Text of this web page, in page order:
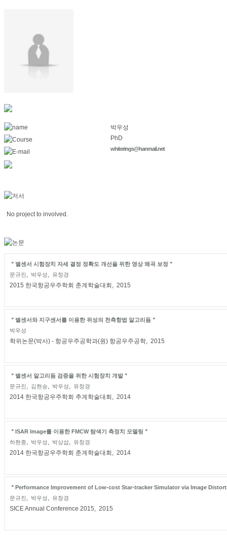
박우성
PhD
whiterings@hanmail.net
No project to involved.
＂별센서 시험장치 자세 결정 정확도 개선을 위한 영상 왜곡 보정＂
문규진, 박우성, 유창경
2015 한국항공우주학회 춘계학술대회, 2015
＂별센서와 지구센서를 이용한 위성의 천측항법 알고리듬＂
박우성
학위논문(박사) - 항공우주공학과(원) 항공우주공학, 2015
＂별센서 알고리듬 검증을 위한 시험장치 개발＂
문규진, 김현승, 박우성, 유창경
2014 한국항공우주학회 추계학술대회, 2014
＂ISAR Image를 이용한 FMCW 탐색기 측정치 모델링＂
하현종, 박우성, 박상섭, 유창경
2014 한국항공우주학회 춘계학술대회, 2014
＂Performance Improvement of Low-cost Star-tracker Simulator via Image
문규진, 박우성, 유창경
SICE Annual Conference 2015, 2015